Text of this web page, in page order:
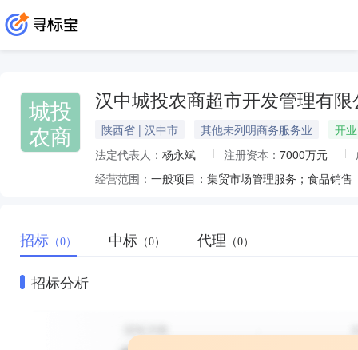
城投
农商
汉中城投农商超市开发管理有限
陕西省 | 汉中市 其他未列明商务服务业
开业
法定代表人： 杨永斌 注册资本： 7000万元
经营范围：
招标 （0） 中标 （0） 代理 （0）
招标分析